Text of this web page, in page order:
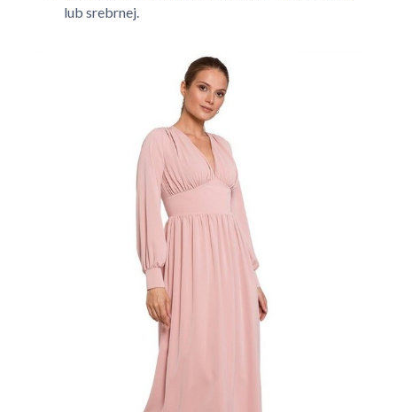
lub srebrnej.